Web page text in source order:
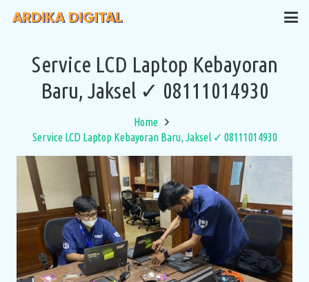
Service LCD Laptop Kebayoran
Baru, Jaksel ✓ 08111014930
Home
Service LCD Laptop Kebayoran Baru, Jaksel ✓ 08111014930